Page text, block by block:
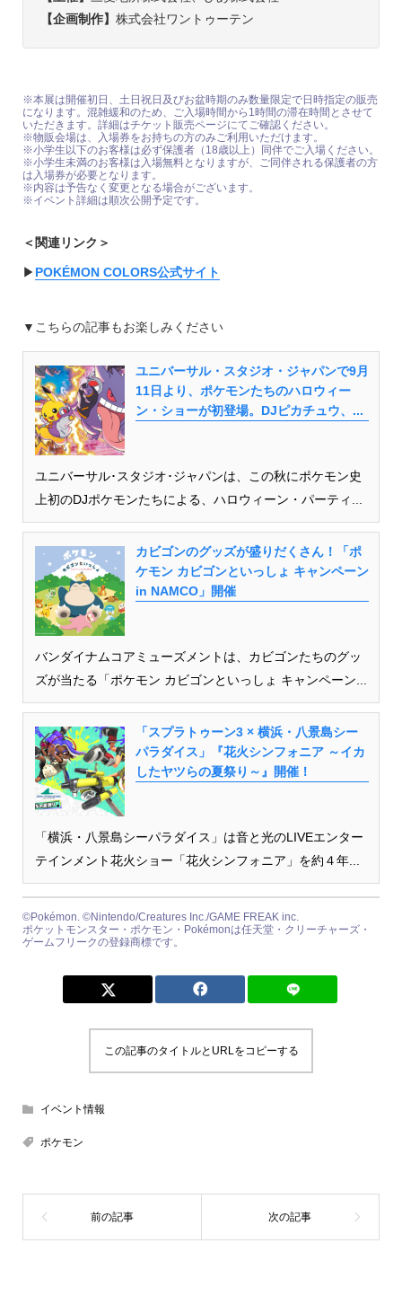
【企画制作】 株式会社ワントゥーテン
※本展は開催初日、土日祝日及びお盆時期のみ数量限定で日時指定の販売
になります。混雑緩和のため、ご入場時間から1時間の滞在時間とさせて
いただきます。詳細はチケット販売ページにてご確認ください。
※物販会場は、入場券をお持ちの方のみご利用いただけます。
※小学生以下のお客様は必ず保護者（18歳以上）同伴でご入場ください。
※小学生未満のお客様は入場無料となりますが、ご同伴される保護者の方
は入場券が必要となります。
※内容は予告なく変更となる場合がございます。
※イベント詳細は順次公開予定です。
＜関連リンク＞
▶︎ POKÉMON COLORS公式サイト
▼こちらの記事もお楽しみください
ユニバーサル・スタジオ・ジャパンで9月
11日より、ポケモンたちのハロウィー
ン・ショーが初登場。DJピカチュウ、...
ユニバーサル･スタジオ･ジャパンは、この秋にポケモン史
上初のDJポケモンたちによる、ハロウィーン・パーティ...
カビゴンのグッズが盛りだくさん！「ポ
ケモン カビゴンといっしょ キャンペーン
in NAMCO」開催
バンダイナムコアミューズメントは、カビゴンたちのグッ
ズが当たる「ポケモン カビゴンといっしょ キャンペーン...
「スプラトゥーン3 × 横浜・八景島シー
パラダイス」『花火シンフォニア ～イカ
したヤツらの夏祭り～』開催！
「横浜・八景島シーパラダイス」は音と光のLIVEエンター
テインメント花火ショー「花火シンフォニア」を約４年...
©Pokémon. ©Nintendo/Creatures Inc./GAME FREAK inc.
ポケットモンスター・ポケモン・Pokémonは任天堂・クリーチャーズ・
ゲームフリークの登録商標です。
この記事のタイトルとURLをコピーする
イベント情報
ポケモン